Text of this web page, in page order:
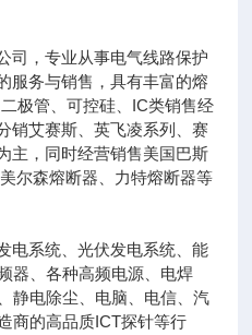
司，专业从事电气线路保护
服务与销售，具有丰富的熔
极管、可控硅、IC类销售经
销艾赛斯、英飞凌系列、赛
主，同时经营销售美国巴斯
尔森熔断器、力特熔断器等
电系统、光伏发电系统、能
器、各种高频电源、电焊
静电除尘、电脑、电信、汽
商的高品质ICT探针等行